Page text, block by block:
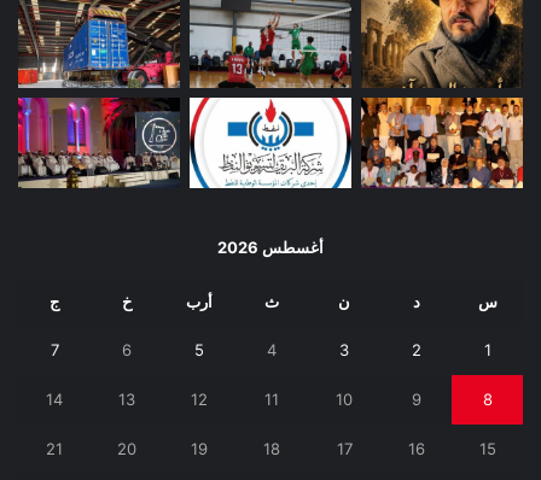
أغسطس 2026
س د ن ث أرب خ ج
1
2
3
4
5
6
7
8
9
10
11
12
13
14
15
16
17
18
19
20
21